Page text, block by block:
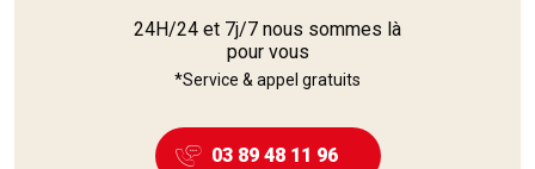
24H/24 et 7j/7 nous sommes là
pour vous
*Service & appel gratuits
03 89 48 11 96